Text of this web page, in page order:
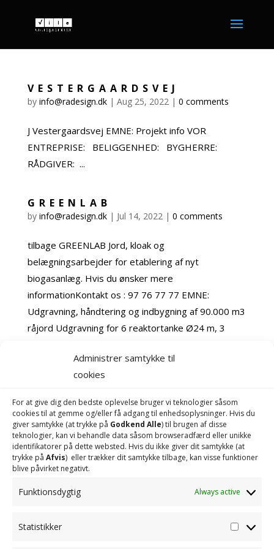
Administrer samtykke til
cookies
For at give dig den bedste oplevelse bruger vi teknologier såsom
cookies til at gemme og/eller få adgang til enhedsoplysninger. Hvis du
giver samtykke (at trykke på Godkend Alle) til brugen af ​​disse
teknologier, kan vi behandle data såsom browseradfærd eller unikke
identifikatorer på dette websted. Hvis du ikke giver dit samtykke (at
trykke på Afvis) eller trækker dit samtykke tilbage, kan visse funktioner
blive påvirket negativt.
Funktionsdygtig Always active
Statistikker
VESTERGAARDSVEJ
by info@radesign.dk| Aug 25, 2022| 0 comments
J Vestergaardsvej EMNE: Projekt info VOR
ENTREPRISE: BELIGGENHED: BYGHERRE:
RÅDGIVER: ...
GREENLAB
by info@radesign.dk| Jul 14, 2022| 0 comments
tilbage GREENLAB Jord, kloak og
belægningsarbejder for etablering af nyt
biogasanlæg. Hvis du ønsker mere
informationKontakt os : 97 76 77 77 EMNE:
Udgravning, håndtering og indbygning af 90.000 m3
råjord Udgravning for 6 reaktortanke Ø24 m, 3
by info@radesign.dk | Jul 14, 2022 | 0 comments
tilbage Boldbaner, Mors tekst Hvis du ønsker mere
informationKontakt os : 97 76 77 77 EMNE 9250
lbm Fjernvarmeledninger hvoraf de 450 lbm
krydsningaf Hovsøre dæmningen. Vor entreprise:
Totalentreprise Beliggenhed: Kærgade, Randers